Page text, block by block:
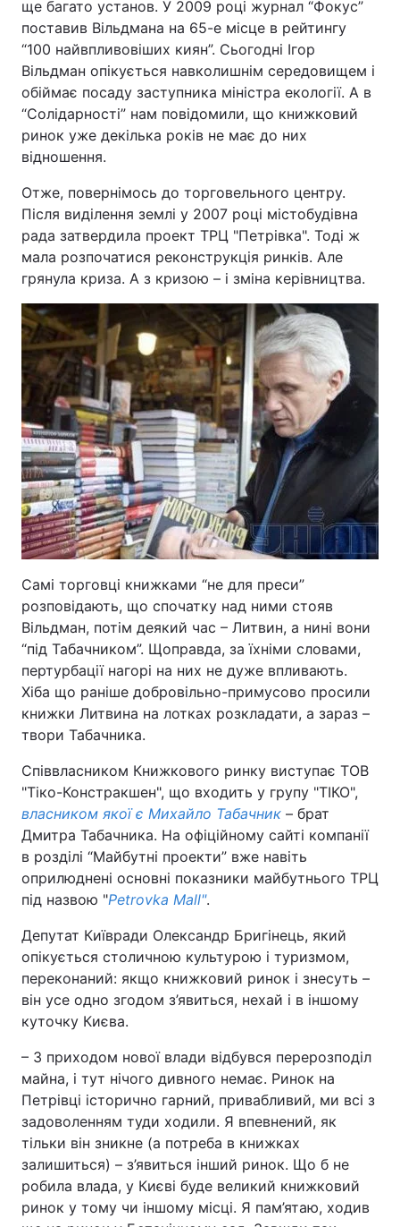
ще багато установ. У 2009 році журнал “Фокус”
поставив Вільдмана на 65-е місце в рейтингу
“100 найвпливовіших киян”. Сьогодні Ігор
Вільдман опікується навколишнім середовищем і
обіймає посаду заступника міністра екології. А в
“Солідарності” нам повідомили, що книжковий
ринок уже декілька років не має до них
відношення.
Отже, повернімось до торговельного центру.
Після виділення землі у 2007 році містобудівна
рада затвердила проект ТРЦ "Петрівка". Тоді ж
мала розпочатися реконструкція ринків. Але
грянула криза. А з кризою – і зміна керівництва.
Самі торговці книжками “не для преси”
розповідають, що спочатку над ними стояв
Вільдман, потім деякий час – Литвин, а нині вони
“під Табачником”. Щоправда, за їхніми словами,
пертурбації нагорі на них не дуже впливають.
Хіба що раніше добровільно-примусово просили
книжки Литвина на лотках розкладати, а зараз –
твори Табачника.
Співвласником Книжкового ринку виступає ТОВ
"Тіко-Констракшен", що входить у групу "ТІКО",
власником якої є Михайло Табачник – брат
Дмитра Табачника. На офіційному сайті компанії
в розділі “Майбутні проекти” вже навіть
оприлюднені основні показники майбутнього ТРЦ
під назвою "Petrovka Mall".
Депутат Київради Олександр Бригінець, який
опікується столичною культурою і туризмом,
переконаний: якщо книжковий ринок і знесуть –
він усе одно згодом з’явиться, нехай і в іншому
куточку Києва.
– З приходом нової влади відбувся перерозподіл
майна, і тут нічого дивного немає. Ринок на
Петрівці історично гарний, привабливий, ми всі з
задоволенням туди ходили. Я впевнений, як
тільки він зникне (а потреба в книжках
залишиться) – з’явиться інший ринок. Що б не
робила влада, у Києві буде великий книжковий
ринок у тому чи іншому місці. Я пам’ятаю, ходив